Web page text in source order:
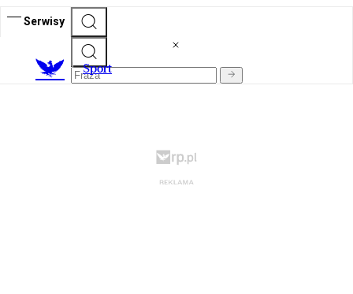
Serwisy
Sport